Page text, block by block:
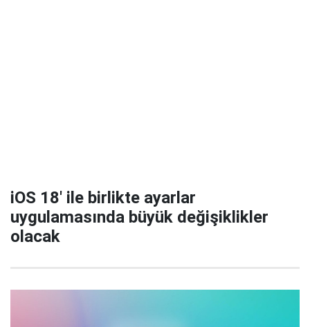
iOS 18' ile birlikte ayarlar
uygulamasında büyük değişiklikler
olacak